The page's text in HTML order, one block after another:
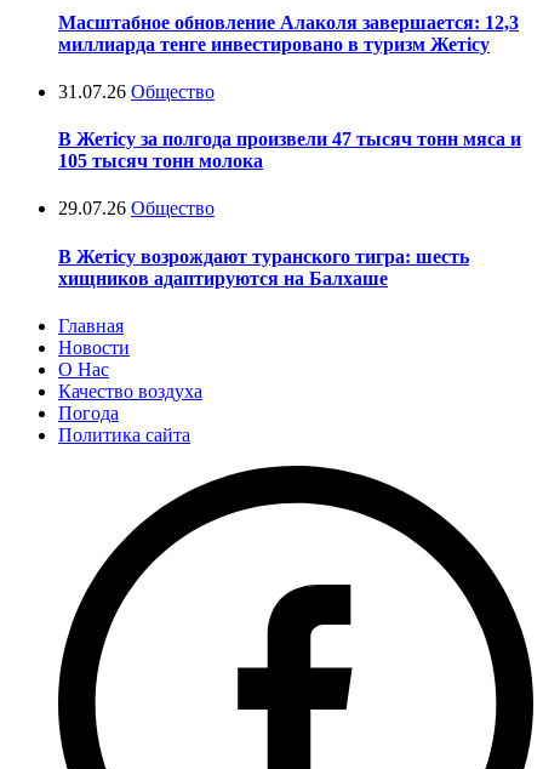
Масштабное обновление Алаколя завершается: 12,3
миллиарда тенге инвестировано в туризм Жетісу
31.07.26 Общество
В Жетісу за полгода произвели 47 тысяч тонн мяса и
105 тысяч тонн молока
29.07.26 Общество
В Жетісу возрождают туранского тигра: шесть
хищников адаптируются на Балхаше
Главная
Новости
О Нас
Качество воздуха
Погода
Политика сайта